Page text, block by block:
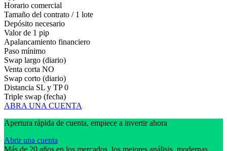
Horario comercial
Tamaño del contrato / 1 lote
Depósito necesario
Valor de 1 pip
Apalancamiento financiero
Paso mínimo
Swap largo (diario)
Venta corta NO
Swap corto (diario)
Distancia SL y TP 0
Triple swap (fecha)
ABRA UNA CUENTA
Apertura rápida de cuenta, empiece a invertir ahora
Abrir una cuenta
Más de 20 años en los mercados, los mejores análisis, modernas